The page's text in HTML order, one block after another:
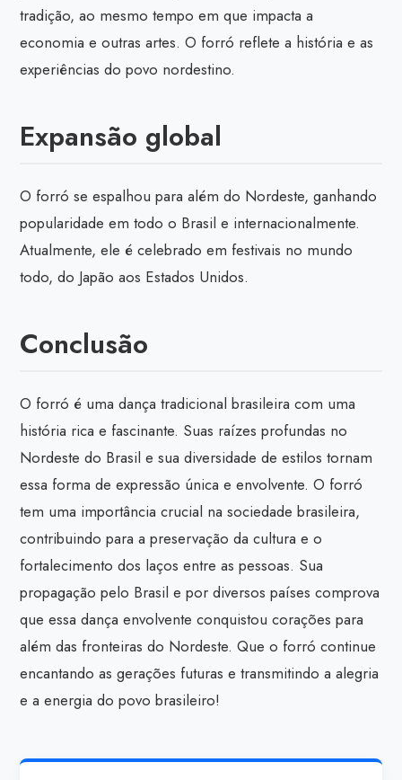
tradição, ao mesmo tempo em que impacta a
economia e outras artes. O forró reflete a história e as
experiências do povo nordestino.
Expansão global
O forró se espalhou para além do Nordeste, ganhando
popularidade em todo o Brasil e internacionalmente.
Atualmente, ele é celebrado em festivais no mundo
todo, do Japão aos Estados Unidos.
Conclusão
O forró é uma dança tradicional brasileira com uma
história rica e fascinante. Suas raízes profundas no
Nordeste do Brasil e sua diversidade de estilos tornam
essa forma de expressão única e envolvente. O forró
tem uma importância crucial na sociedade brasileira,
contribuindo para a preservação da cultura e o
fortalecimento dos laços entre as pessoas. Sua
propagação pelo Brasil e por diversos países comprova
que essa dança envolvente conquistou corações para
além das fronteiras do Nordeste. Que o forró continue
encantando as gerações futuras e transmitindo a alegria
e a energia do povo brasileiro!